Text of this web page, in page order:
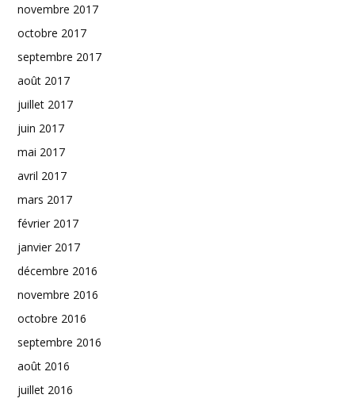
novembre 2017
octobre 2017
septembre 2017
août 2017
juillet 2017
juin 2017
mai 2017
avril 2017
mars 2017
février 2017
janvier 2017
décembre 2016
novembre 2016
octobre 2016
septembre 2016
août 2016
juillet 2016